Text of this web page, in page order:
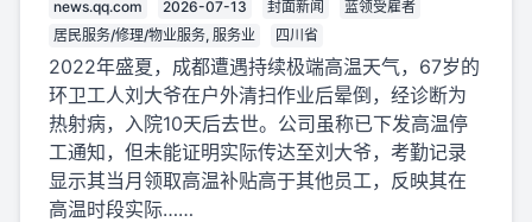
news.qq.com 2026-07-13 封面新闻
蓝领受雇者
居民服务/修理/物业服务, 服务业
四川省
2022年盛夏，成都遭遇持续极端高温天气，67岁的
环卫工人刘大爷在户外清扫作业后晕倒，经诊断为
热射病，入院10天后去世。公司虽称已下发高温停
工通知，但未能证明实际传达至刘大爷，考勤记录
显示其当月领取高温补贴高于其他员工，反映其在
高温时段实际……